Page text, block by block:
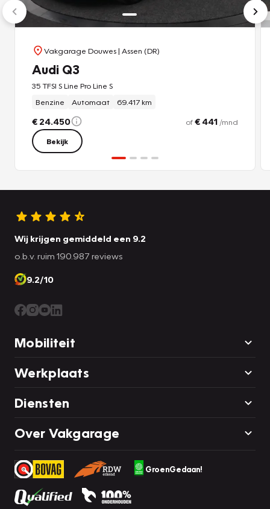
Vakgarage Douwes| Assen (DR)
Audi Q3
35 TFSI S Line Pro Line S
Benzine
Automaat 69.417 km
€ 24.450 of€ 441 /mnd
Bekijk
Wij krijgen gemiddeld een 9.2
o.b.v. ruim 190.987 reviews
9.2/10
Mobiliteit
Werkplaats
Diensten
Over Vakgarage
GroenGedaan!